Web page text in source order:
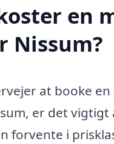
en
Nissum?
at booke en
er det vigtigt
forvente i